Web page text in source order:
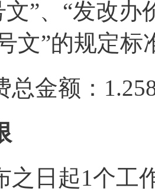
”、“发改办
文”的规定标
总金额：
之日起1个工